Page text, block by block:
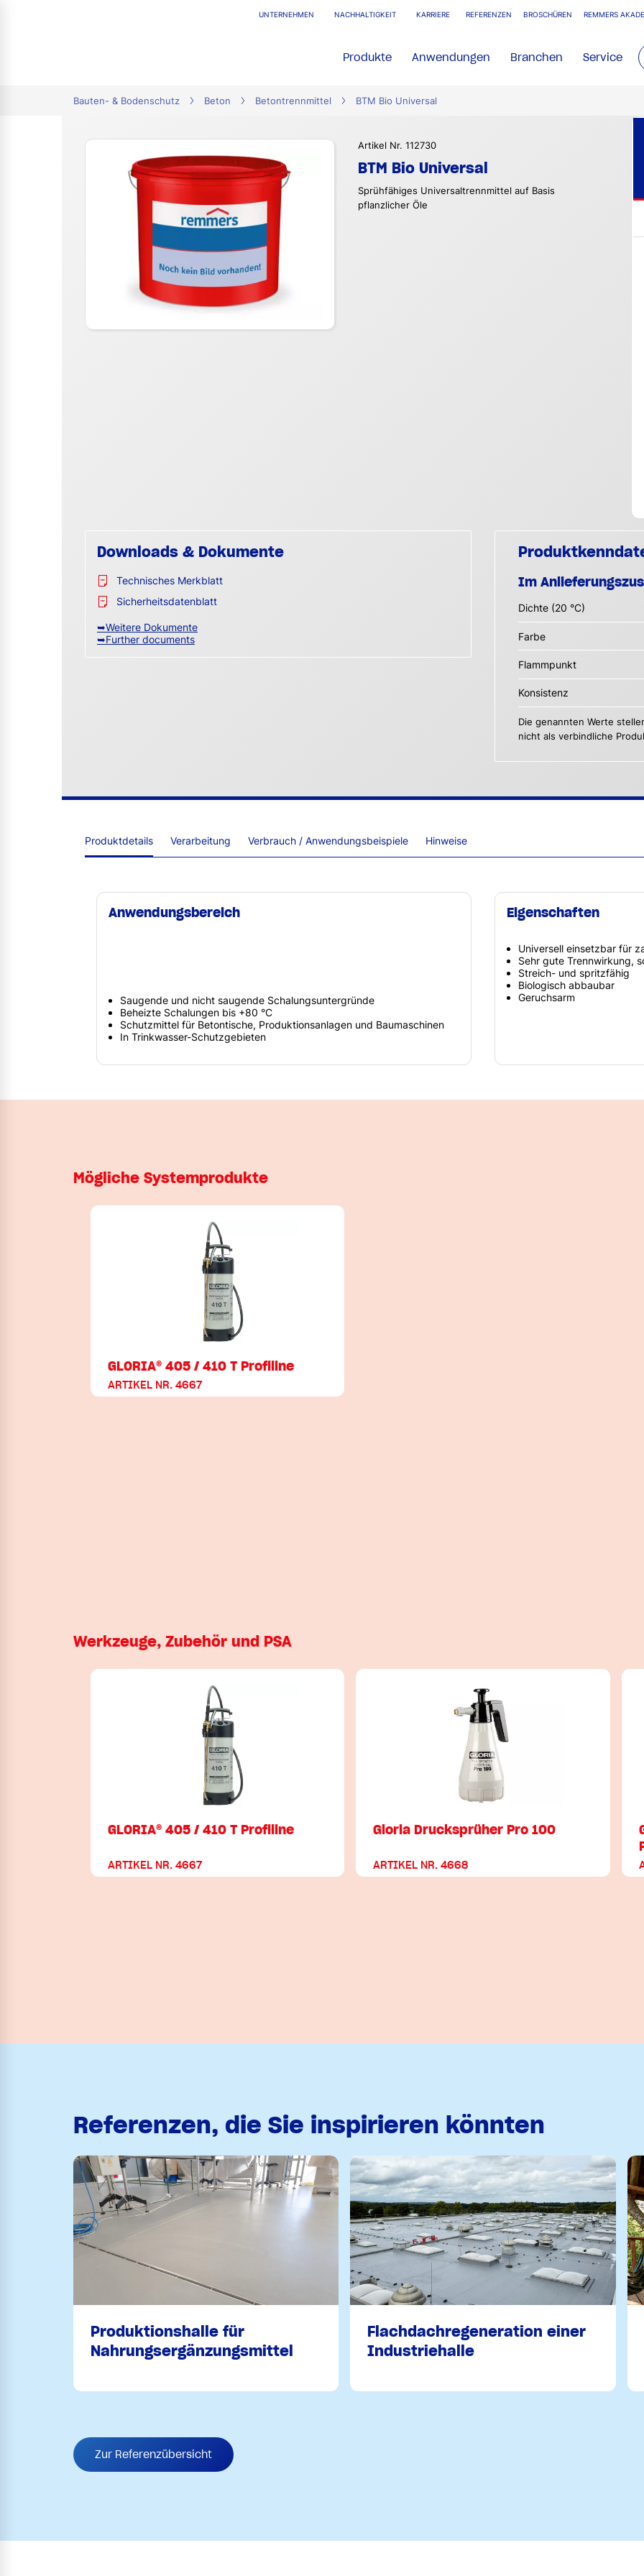
UNTERNEHMEN NACHHALTIGKEIT KARRIERE REFERENZEN BROSCHÜREN REMMERS
Produkte Anwendungen Branchen Service
Bauten- & Bodenschutz Beton Betontrennmittel BTM Bio Universal
Artikel Nr. 112730
BTM Bio Universal
Sprühfähiges Universaltrennmittel auf Basis
pflanzlicher Öle
Downloads & Dokumente
Technisches Merkblatt
Sicherheitsdatenblatt
➥Weitere Dokumente
➥Further documents
Im
Dichte (20 °C)
Farbe
Flammpunkt
Konsistenz
Die genannten Werte
nicht als verbindliche
Produktdetails Verarbeitung Verbrauch / Anwendungsbeispiele Hinweise
Anwendungsbereich
Saugende und nicht saugende Schalungsuntergründe
Beheizte Schalungen bis +80 °C
Schutzmittel für Betontische, Produktionsanlagen und Baumaschinen
In Trinkwasser-Schutzgebieten
Eigenschaften
Universell einsetzbar für
Sehr gute Trennwirkung,
Streich- und spritzfähig
Biologisch abbaubar
Geruchsarm
Mögliche Systemprodukte
GLORIA® 405 / 410 T Profiline
ARTIKEL NR. 4667
Werkzeuge, Zubehör und PSA
GLORIA® 405 / 410 T Profiline
ARTIKEL NR. 4667
Gloria Drucksprüher Pro 100
ARTIKEL NR. 4668
Referenzen, die Sie inspirieren könnten
Produktionshalle für
Nahrungsergänzungsmittel
Flachdachregeneration einer
Industriehalle
Zur Referenzübersicht